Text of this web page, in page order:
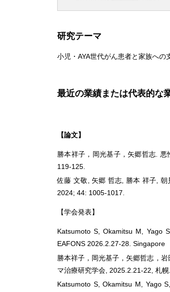
研究テーマ
小児・AYA世代がん患者と家族へ
最近の業績または代表的な
【論文】
勝本祥子，岡光基子，矢郷哲志.
119-125.
佐藤 文敬, 矢郷 哲志, 勝本 祥子,
2024; 44: 1005-1017.
【学会発表】
Katsumoto S, Okamitsu M, Yago
EAFONS 2026.2.27-28. Singapore
勝本祥子，岡光基子，矢郷哲志，
マ治療研究学会, 2025.2.21-22, 札幌.
Katsumoto S, Okamitsu M, Yago